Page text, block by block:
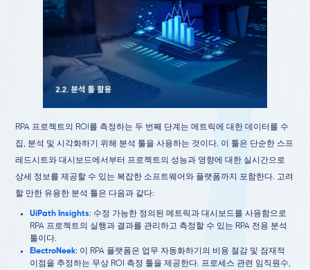
RPA 프로젝트의 ROI를 측정하는 두 번째 단계는 메트릭에 대한 데이터를 수
집, 분석 및 시각화하기 위해 분석 툴을 사용하는 것이다. 이 툴은 단순한 스프
레드시트와 대시보드에서부터 프로젝트의 성능과 영향에 대한 실시간으로
상세 정보를 제공할 수 있는 복잡한 소프트웨어와 플랫폼까지 포함한다. 고려
할 만한 유용한 분석 툴은 다음과 같다:
UiPath Insights: 수정 가능한 정의된 메트릭과 대시보드를 사용함으로
RPA 프로젝트의 실행과 결과를 관리하고 측정할 수 있는 RPA 전용 분석
툴이다.
ElectroNeek: 이 RPA 플랫폼은 업무 자동화하기의 비용 절감 및 잠재적
이점을 추정하는 무상 ROI 측정 툴을 제공한다. 프로세스 관련 임직원수,